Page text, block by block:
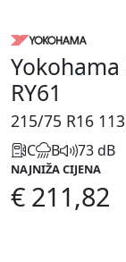
Yokohama
RY61
215/75 R16
C B 73 dB
NAJNIŽA CIJENA
€ 211,82